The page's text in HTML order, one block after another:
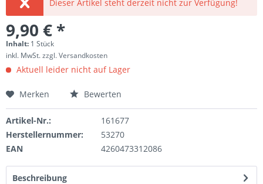
Dieser Artikel steht derzeit nicht zur Verfügung!
9,90 € *
Inhalt: 1 Stück
inkl. MwSt.zzgl. Versandkosten
Aktuell leider nicht auf Lager
Merken Bewerten
Artikel-Nr.:
161677
Herstellernummer:
53270
EAN
4260473312086
Beschreibung